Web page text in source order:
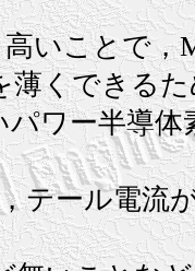
いことで，
薄くできる
ワー半導体
テール電流